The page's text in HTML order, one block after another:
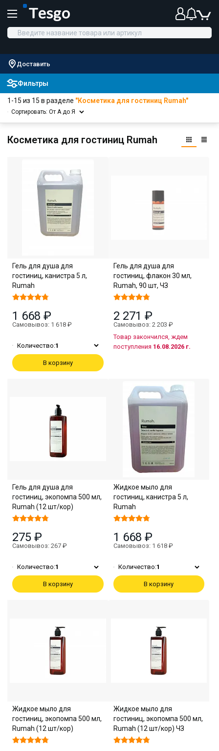
Доставить
Фильтры
1-15 из 15 в разделе "Косметика для гостиниц Rumah"
Сортировать: От А до Я
Косметика для гостиниц Rumah
Гель для душа для
гостиниц, канистра 5 л,
Rumah
1 668 ₽
Самовывоз: 1 618 ₽
Количество:1
В корзину
Гель для душа для
гостиниц, флакон 30 мл,
Rumah, 90 шт, ЧЗ
2 271 ₽
Самовывоз: 2 203 ₽
Товар закончился, ждем
поступления 16.08.2026 г.
Гель для душа для
гостиниц, экопомпа 500 мл,
Rumah (12 шт/кор)
275 ₽
Самовывоз: 267 ₽
Количество:1
В корзину
Жидкое мыло для
гостиниц, канистра 5 л,
Rumah
1 668 ₽
Самовывоз: 1 618 ₽
Количество:1
В корзину
Жидкое мыло для
гостиниц, экопомпа 500 мл,
Rumah (12 шт/кор)
Жидкое мыло для
гостиниц, экопомпа 500 мл,
Rumah (12 шт/кор) ЧЗ